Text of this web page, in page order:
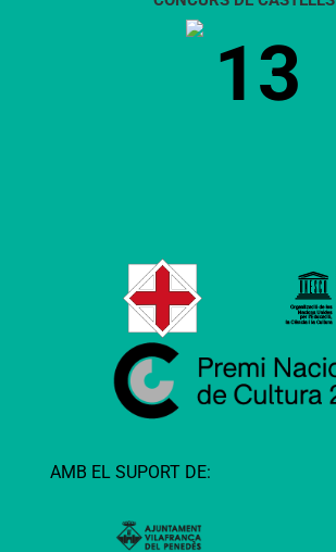
13
AMB EL SUPORT DE: